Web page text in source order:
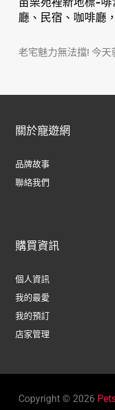
廳、民宿、咖啡廳
老宅魅力無法擋! 今
關於寵遊網
品牌故事
聯絡我們
購買資訊
個人資訊
我的最愛
我的預訂
店家管理
Copyright © 2026